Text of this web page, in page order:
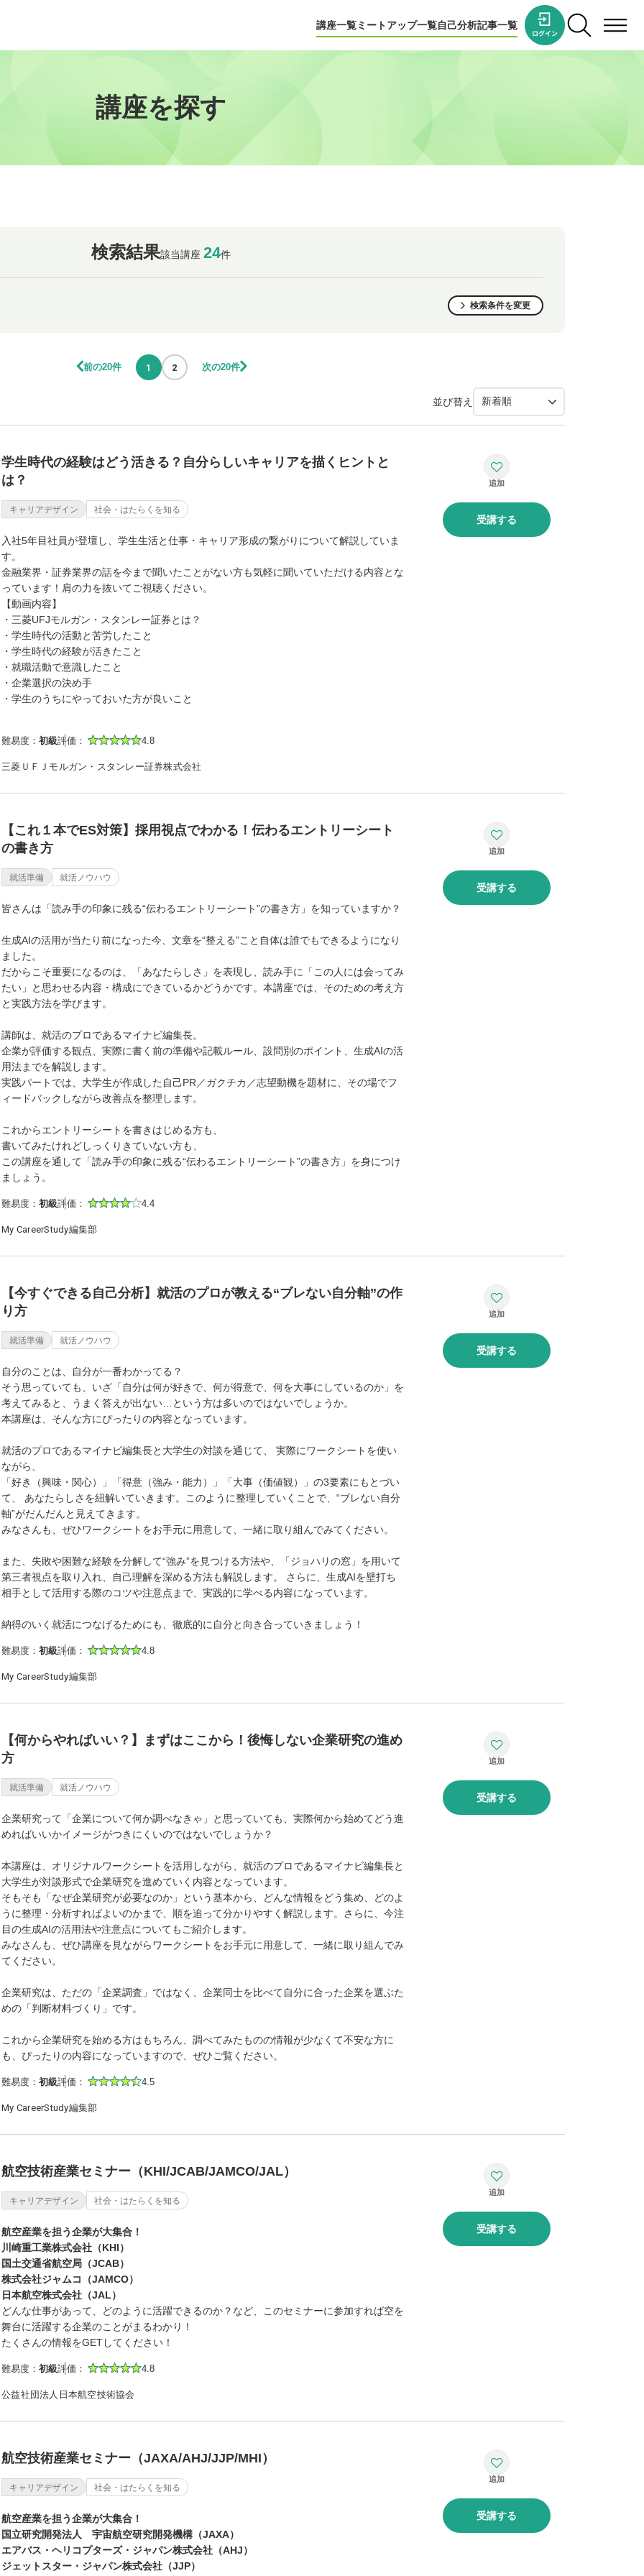
講座一覧ミートアップ一覧自己分析記事一覧
講座を探す
検索結果該当講座 24件
検索条件を変更
前の20件 1 2 次の20件
並び替え
学生時代の経験はどう活きる？自分らしいキャリアを描くヒントと
は？
キャリアデザイン 社会・はたらくを知る
入社5年目社員が登壇し、学生生活と仕事・キャリア形成の繋がりについて解説していま
す。
金融業界・証券業界の話を今まで聞いたことがない方も気軽に聞いていただける内容とな
っています！肩の力を抜いてご視聴ください。
【動画内容】
・三菱UFJモルガン・スタンレー証券とは？
・学生時代の活動と苦労したこと
・学生時代の経験が活きたこと
・就職活動で意識したこと
・企業選択の決め手
・学生のうちにやっておいた方が良いこと
難易度： 初級評価： 4.8
三菱ＵＦＪモルガン・スタンレー証券株式会社
受講する
【これ１本でES対策】採用視点でわかる！伝わるエントリーシート
の書き方
就活準備 就活ノウハウ
皆さんは「読み手の印象に残る“伝わるエントリーシート”の書き方」を知っていますか？
生成AIの活用が当たり前になった今、文章を“整える”こと自体は誰でもできるようになり
ました。
だからこそ重要になるのは、「あなたらしさ」を表現し、読み手に「この人には会ってみ
たい」と思わせる内容・構成にできているかどうかです。本講座では、そのための考え方
と実践方法を学びます。
講師は、就活のプロであるマイナビ編集長。
企業が評価する観点、実際に書く前の準備や記載ルール、設問別のポイント、生成AIの活
用法までを解説します。
実践パートでは、大学生が作成した自己PR／ガクチカ／志望動機を題材に、その場でフ
ィードバックしながら改善点を整理します。
これからエントリーシートを書きはじめる方も、
書いてみたけれどしっくりきていない方も、
この講座を通して「読み手の印象に残る“伝わるエントリーシート”の書き方」を身につけ
ましょう。
難易度： 初級評価： 4.4
My CareerStudy編集部
受講する
【今すぐできる自己分析】就活のプロが教える“ブレない自分軸”の作
り方
就活準備 就活ノウハウ
自分のことは、自分が一番わかってる？
そう思っていても、いざ「自分は何が好きで、何が得意で、何を大事にしているのか」を
考えてみると、うまく答えが出ない…という方は多いのではないでしょうか。
本講座は、そんな方にぴったりの内容となっています。
就活のプロであるマイナビ編集長と大学生の対談を通じて、 実際にワークシートを使い
ながら、
「好き（興味・関心）」「得意（強み・能力）」「大事（価値観）」の3要素にもとづい
て、 あなたらしさを紐解いていきます。このように整理していくことで、“ブレない自分
軸”がだんだんと見えてきます。
みなさんも、ぜひワークシートをお手元に用意して、一緒に取り組んでみてください。
また、失敗や困難な経験を分解して“強み”を見つける方法や、「ジョハリの窓」を用いて
第三者視点を取り入れ、自己理解を深める方法も解説します。 さらに、生成AIを壁打ち
相手として活用する際のコツや注意点まで、実践的に学べる内容になっています。
納得のいく就活につなげるためにも、徹底的に自分と向き合っていきましょう！
難易度： 初級評価： 4.8
My CareerStudy編集部
受講する
【何からやればいい？】まずはここから！後悔しない企業研究の進め
方
就活準備 就活ノウハウ
企業研究って「企業について何か調べなきゃ」と思っていても、実際何から始めてどう進
めればいいかイメージがつきにくいのではないでしょうか？
本講座は、オリジナルワークシートを活用しながら、就活のプロであるマイナビ編集長と
大学生が対談形式で企業研究を進めていく内容となっています。
そもそも「なぜ企業研究が必要なのか」という基本から、どんな情報をどう集め、どのよ
うに整理・分析すればよいのかまで、順を追って分かりやすく解説します。さらに、今注
目の生成AIの活用法や注意点についてもご紹介します。
みなさんも、ぜひ講座を見ながらワークシートをお手元に用意して、一緒に取り組んでみ
てください。
企業研究は、ただの「企業調査」ではなく、企業同士を比べて自分に合った企業を選ぶた
めの「判断材料づくり」です。
これから企業研究を始める方はもちろん、調べてみたものの情報が少なくて不安な方に
も、ぴったりの内容になっていますので、ぜひご覧ください。
難易度： 初級評価： 4.5
My CareerStudy編集部
受講する
航空技術産業セミナー（KHI/JCAB/JAMCO/JAL）
キャリアデザイン 社会・はたらくを知る
航空産業を担う企業が大集合！
川崎重工業株式会社（KHI）
国土交通省航空局（JCAB）
株式会社ジャムコ（JAMCO）
日本航空株式会社（JAL）
どんな仕事があって、どのように活躍できるのか？など、このセミナーに参加すれば空を
舞台に活躍する企業のことがまるわかり！
たくさんの情報をGETしてください！
難易度： 初級評価： 4.8
公益社団法人日本航空技術協会
受講する
航空技術産業セミナー（JAXA/AHJ/JJP/MHI）
キャリアデザイン 社会・はたらくを知る
航空産業を担う企業が大集合！
国立研究開発法人 宇宙航空研究開発機構（JAXA）
エアバス・ヘリコプターズ・ジャパン株式会社（AHJ）
ジェットスター・ジャパン株式会社（JJP）
受講する